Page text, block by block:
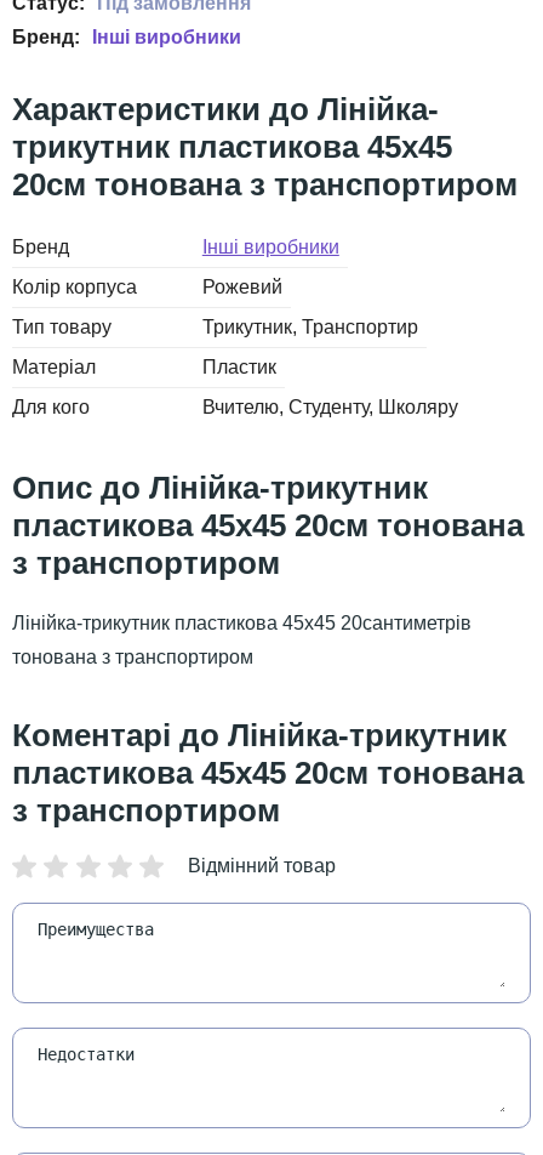
Інші виробники
Лінійка-
трикутник пластикова 45х45
20см тонована з транспортиром
Бренд
Інші виробники
Колір корпуса
Рожевий
Тип товару
Трикутник Транспортир
Матеріал
Пластик
Для кого
Вчителю Студенту Школяру
Лінійка-трикутник
пластикова 45х45 20см тонована
з транспортиром
Лінійка-трикутник пластикова 45х45 20сантиметрів
тонована з транспортиром
Лінійка-трикутник
пластикова 45х45 20см тонована
з транспортиром